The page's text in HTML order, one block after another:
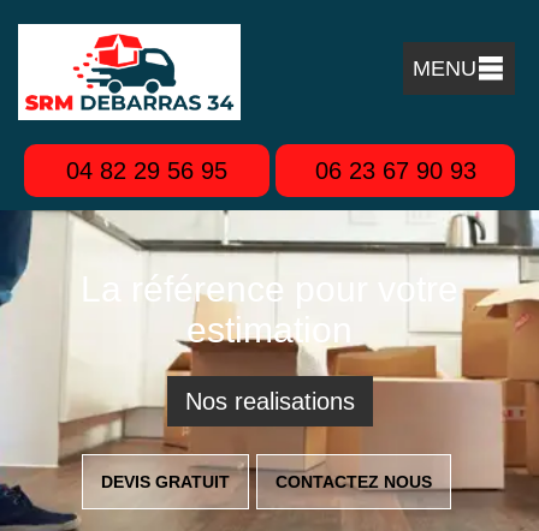
MENU
04 82 29 56 95 06 23 67 90 93
La référence pour votre
estimation
Nos realisations
DEVIS GRATUIT CONTACTEZ NOUS